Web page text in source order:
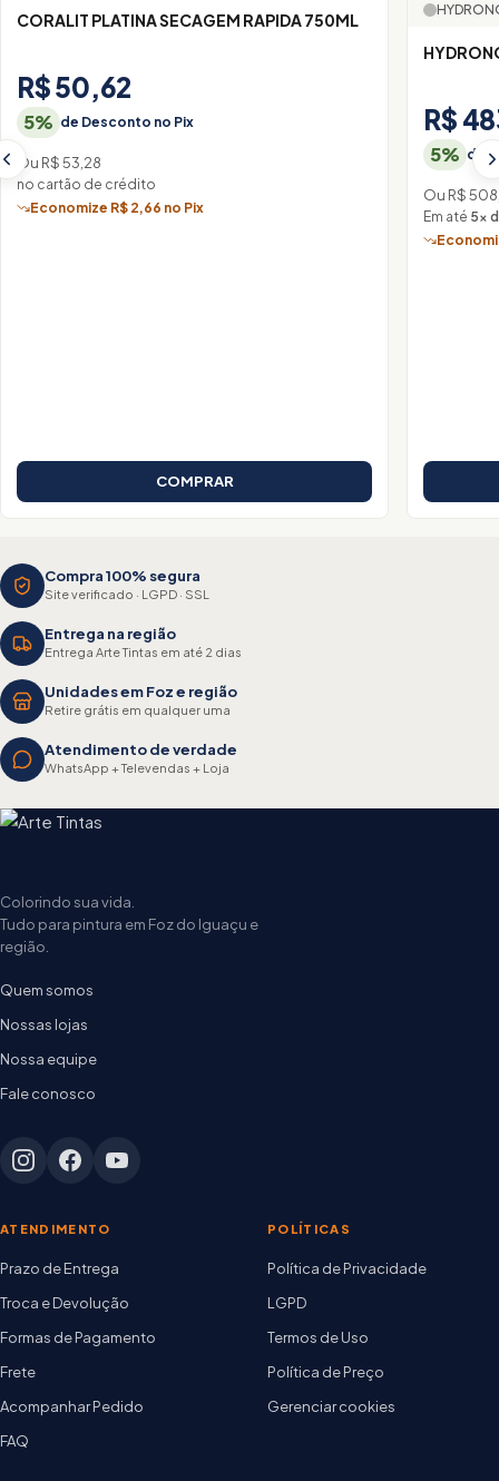
CORALIT PLATINA SECAGEM RAPIDA 750ML
R$ 50,62
5% de Desconto no Pix
Ou R$ 53,28
no cartão de crédito
Economize R$ 2,66 no Pix
COMPRAR
R$
5% de
Ou R$
Em até 5×
Compra 100% segura
Site verificado · LGPD · SSL
Entrega na região
Entrega Arte Tintas em até 2 dias
Unidades em Foz e região
Retire grátis em qualquer uma
Atendimento de verdade
WhatsApp + Televendas + Loja
Colorindo sua vida.
Tudo para pintura em Foz do Iguaçu e
região.
Quem somos
Nossas lojas
Nossa equipe
Fale conosco
ATENDIMENTO
Prazo de Entrega
Troca e Devolução
Formas de Pagamento
Frete
Acompanhar Pedido
FAQ
POLÍTICAS
Política de Privacidade
LGPD
Termos de Uso
Política de Preço
Gerenciar cookies